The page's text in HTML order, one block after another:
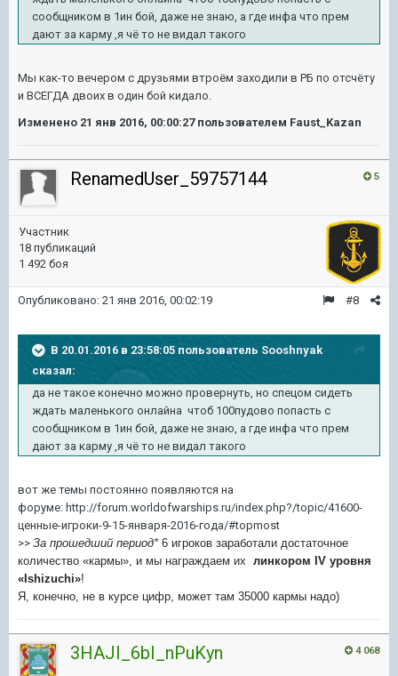
сообщником в 1ин бой, даже не знаю, а где инфа что прем
дают за карму ,я чё то не видал такого
Мы как-то вечером с друзьями втроём заходили в РБ по отсчёту
и ВСЕГДА двоих в один бой кидало.
Изменено 21 янв 2016, 00:00:27пользователем Faust_Kazan
5
RenamedUser_59757144
Участник
18 публикаций
1 492 боя
#8
Опубликовано: 21 янв 2016, 00:02:19
В 20.01.2016 в 23:58:05 пользователь Sooshnyak
сказал:
да не такое конечно можно провернуть, но спецом сидеть
ждать маленького онлайна чтоб 100пудово попасть с
сообщником в 1ин бой, даже не знаю, а где инфа что прем
дают за карму ,я чё то не видал такого
вот же темы постоянно появляются на
форуме: http://forum.worldofwarships.ru/index.php?/topic/41600-
ценные-игроки-9-15-января-2016-года/#topmost
>> За прошедший период* 6 игроков заработали достаточное
количество «кармы», и мы награждаем их линкором IV уровня
«Ishizuchi»!
Я, конечно, не в курсе цифр, может там 35000 кармы надо)
4 068
3HAJI_6bI_nPuKyn